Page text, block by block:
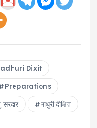
Dixit
Preparations
सरदार माधुरी दीक्षित